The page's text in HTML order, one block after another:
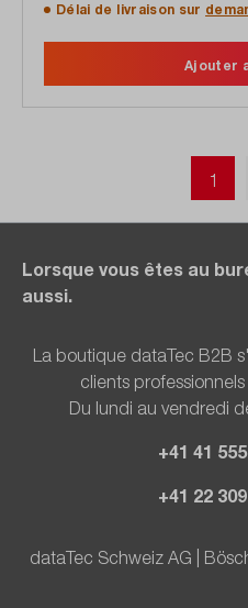
Délai de livraison sur
Ajouter
Page
1
Lorsque vous êtes au
aussi.
La boutique dataTec B2B
clients
Du lundi au vendredi
+41 41
+41 22
dataTec Schweiz AG |